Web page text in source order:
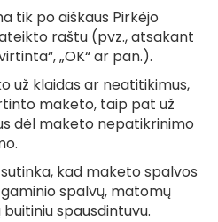
tik po aiškaus Pirkėjo
raštu (pvz., atsakant
„OK“ ar pan.).
už klaidas ar neatitikimus,
maketo, taip pat už
dėl maketo nepatikrinimo
kad maketo spalvos
spalvų, matomų
spausdintuvu.